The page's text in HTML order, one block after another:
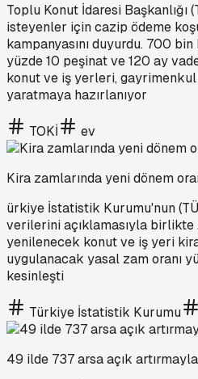
Toplu Konut İdaresi Başkanlığı
isteyenler için cazip ödeme
kampanyasını duyurdu. 700
yüzde 10 peşinat ve 120 ay
konut ve iş yerleri,
yaratmaya hazırlanıyor
TOKİ ev
Kira zamlarında yeni dönem
ürkiye İstatistik Kurumu'nun
verilerini açıklamasıyla birlikte
yenilenecek konut ve iş yeri
uygulanacak yasal zam oranı
kesinleşti
Türkiye İstatistik Kurumu
49 ilde 737 arsa açık artırmayla